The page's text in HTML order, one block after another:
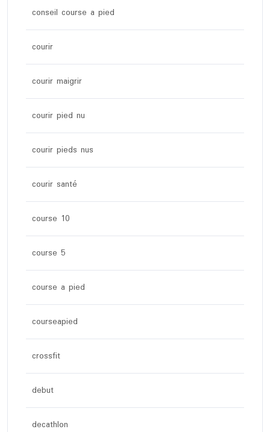
conseil course a pied
courir
courir maigrir
courir pied nu
courir pieds nus
courir santé
course 10
course 5
course a pied
courseapied
crossfit
debut
decathlon